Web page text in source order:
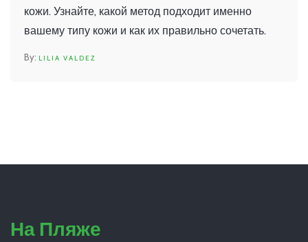
кожи. Узнайте, какой метод подходит именно
вашему типу кожи и как их правильно сочетать.
LILIA VALDEZ
На Пляже